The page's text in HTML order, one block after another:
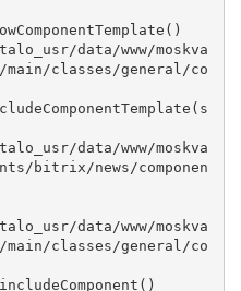
classes/general/co
bitrix/news/componen
classes/general/co